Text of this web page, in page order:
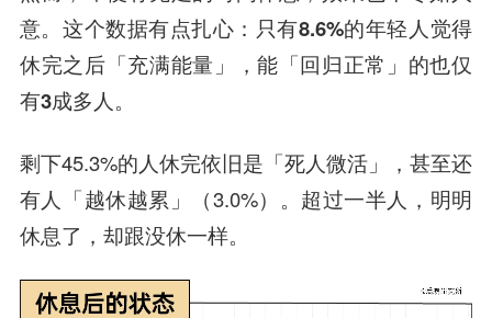
意。这个数据有点扎心： 只有8.6%的年轻人觉得
休完之后「充满能量」，能「回归正常」的也仅
有3成多人。
剩下45.3%的人休完依旧是「死人微活」，甚至还
有人「越休越累」（3.0%）。超过一半人，明明
休息了，却跟没休一样。